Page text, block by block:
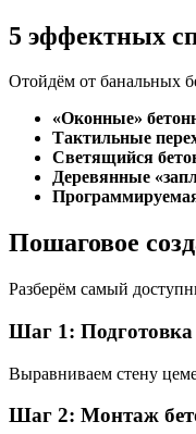
5 эффектных
Отойдём от банальных
«Оконные»
Тактильные
Светящийся
Деревянные
Пошаговое
Разберём самый
Шаг 1: Подготовка
Выравниваем стену
Шаг 2: Монтаж